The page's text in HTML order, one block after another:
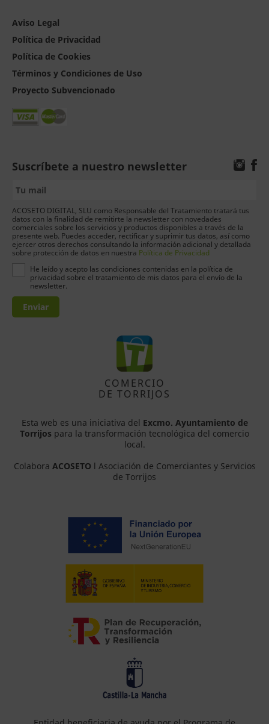
Aviso Legal
Política de Privacidad
Política de Cookies
Términos y Condiciones de Uso
Proyecto Subvencionado
Suscríbete a nuestro newsletter
ACOSETO DIGITAL, SLU como Responsable del Tratamiento tratará tus
datos con la finalidad de remitirte la newsletter con novedades
comerciales sobre los servicios y productos disponibles a través de la
presente web. Puedes acceder, rectificar y suprimir tus datos, así como
ejercer otros derechos consultando la información adicional y detallada
sobre protección de datos en nuestra Política de Privacidad
He leído y acepto las condiciones contenidas en la política de
privacidad sobre el tratamiento de mis datos para el envío de la
newsletter.
Enviar
COMERCIO
DE TORRIJOS
Esta web es una iniciativa del Excmo. Ayuntamiento de
Torrijos para la transformación tecnológica del comercio
local.
Colabora ACOSETO l Asociación de Comerciantes y Servicios
de Torrijos